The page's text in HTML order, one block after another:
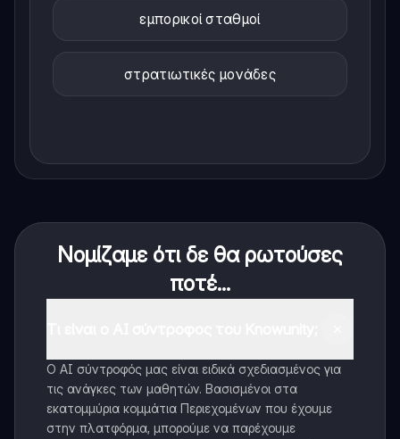
εμπορικοί σταθμοί
στρατιωτικές μονάδες
Νομίζαμε ότι δε θα ρωτούσες
ποτέ...
Ο AI σύντροφός μας είναι ειδικά σχεδιασμένος για
τις ανάγκες των μαθητών. Βασισμένοι στα
εκατομμύρια κομμάτια Περιεχομένων που έχουμε
στην πλατφόρμα, μπορούμε να παρέχουμε